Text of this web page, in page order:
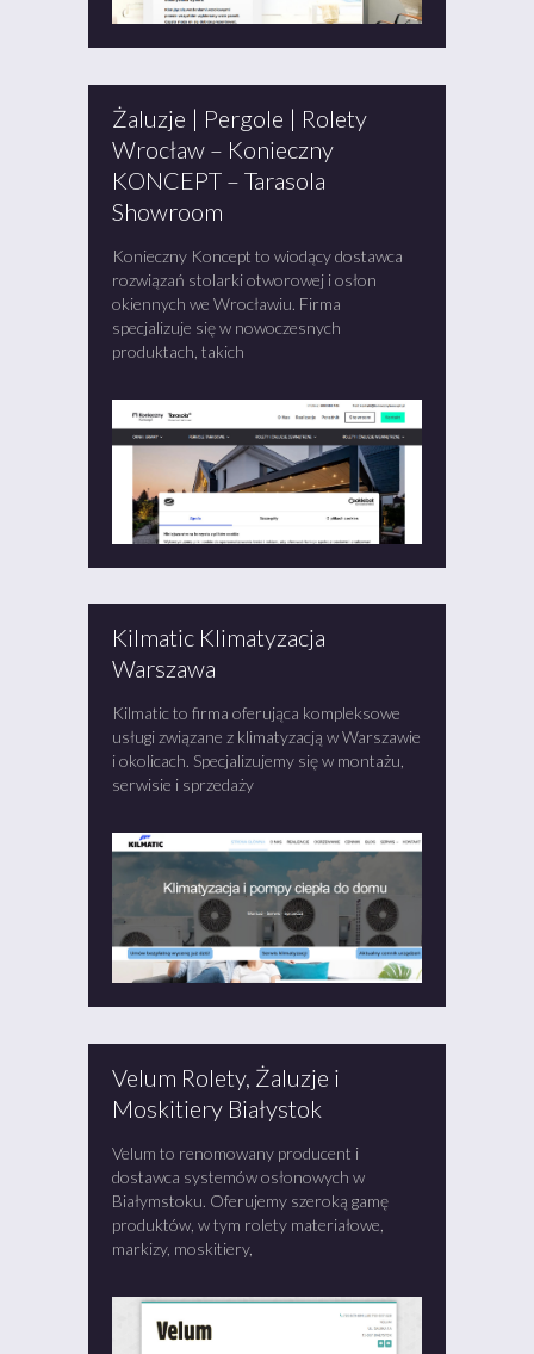
Żaluzje | Pergole | Rolety
Wrocław – Konieczny
KONCEPT – Tarasola
Showroom
Konieczny Koncept to wiodący dostawca
rozwiązań stolarki otworowej i osłon
okiennych we Wrocławiu. Firma
specjalizuje się w nowoczesnych
produktach, takich
Kilmatic Klimatyzacja
Warszawa
Kilmatic to firma oferująca kompleksowe
usługi związane z klimatyzacją w Warszawie
i okolicach. Specjalizujemy się w montażu,
serwisie i sprzedaży
Velum Rolety, Żaluzje i
Moskitiery Białystok
Velum to renomowany producent i
dostawca systemów osłonowych w
Białymstoku. Oferujemy szeroką gamę
produktów, w tym rolety materiałowe,
markizy, moskitiery,